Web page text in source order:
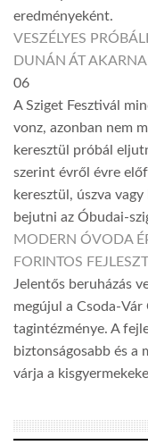
eredményeként.
VESZÉLYES
DUNÁN ÁT
06
A Sziget Fesztivál
vonz, azonban nem
keresztül próbál
szerint évről évre
keresztül, úszva
bejutni az Óbudai-
MODERN ÓVODA
FORINTOS
Jelentős beruházás
megújul a Csoda-Vár
tagintézménye. A
biztonságosabb és a
várja a